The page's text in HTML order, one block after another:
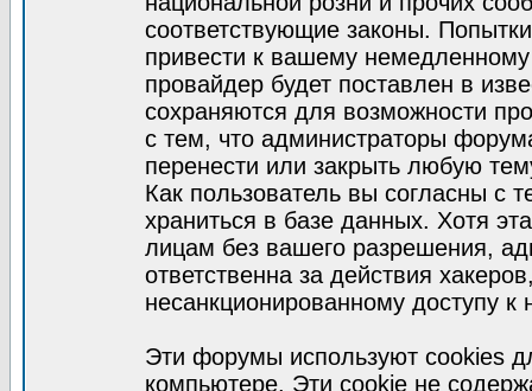
соответствующие законы.
привести к вашему
провайдер будет поставлен в
сохраняются для возможности
с тем, что администраторы
перенести или закрыть любую
Как пользователь вы согласны с
храниться в базе данных. Хотя
лицам без вашего разрешения,
ответственна за действия
несанкционированному доступу к
Эти форумы используют cookies
компьютере. Эти cookie не